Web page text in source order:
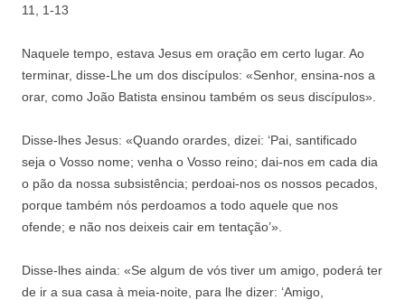
11, 1-13
Naquele tempo, estava Jesus em oração em certo lugar. Ao
terminar, disse-Lhe um dos discípulos: «Senhor, ensina-nos a
orar, como João Batista ensinou também os seus discípulos».
Disse-lhes Jesus: «Quando orardes, dizei: ‘Pai, santificado
seja o Vosso nome; venha o Vosso reino; dai-nos em cada dia
o pão da nossa subsistência; perdoai-nos os nossos pecados,
porque também nós perdoamos a todo aquele que nos
ofende; e não nos deixeis cair em tentação’».
Disse-lhes ainda: «Se algum de vós tiver um amigo, poderá ter
de ir a sua casa à meia-noite, para lhe dizer: ‘Amigo,